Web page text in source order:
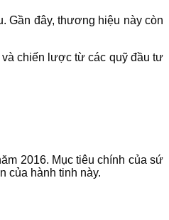
Gần đây, thương hiệu này còn
chiến lược từ các quỹ đầu tư
2016. Mục tiêu chính của sứ
của hành tinh này.